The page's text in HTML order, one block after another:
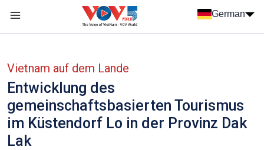
German
Vietnam auf dem Lande
Entwicklung des
gemeinschaftsbasierten Tourismus
im Küstendorf Lo in der Provinz Dak
Lak